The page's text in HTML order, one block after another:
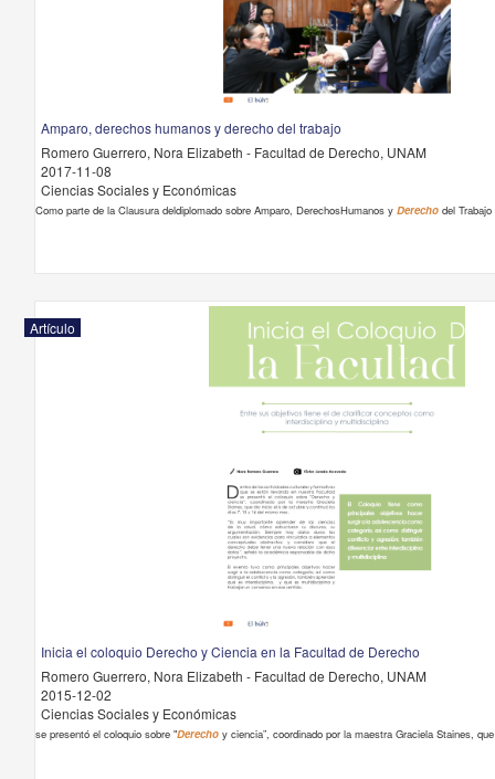
Amparo, derechos humanos y derecho del trabajo
Romero Guerrero, Nora Elizabeth - Facultad de Derecho, UNAM
2017-11-08
Ciencias Sociales y Económicas
Como parte de la Clausura deldiplomado sobre Amparo, DerechosHumanos y Derechodel Trabajo
Artículo
Inicia el coloquio Derecho y Ciencia en la Facultad de Derecho
Romero Guerrero, Nora Elizabeth - Facultad de Derecho, UNAM
2015-12-02
Ciencias Sociales y Económicas
se presentó el coloquio sobre "Derechoy ciencia”, coordinado por la maestra Graciela Staines,